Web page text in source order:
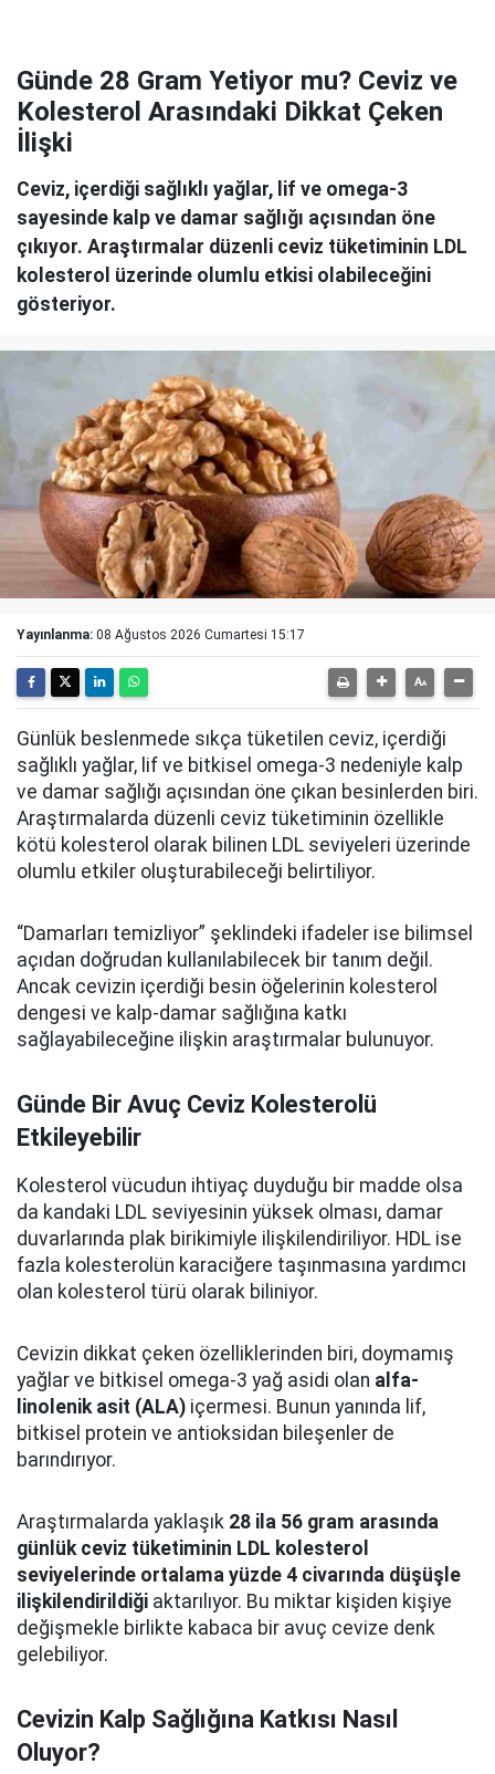
Günde 28 Gram Yetiyor mu? Ceviz ve
Kolesterol Arasındaki Dikkat Çeken
İlişki
Ceviz, içerdiği sağlıklı yağlar, lif ve omega-3
sayesinde kalp ve damar sağlığı açısından öne
çıkıyor. Araştırmalar düzenli ceviz tüketiminin LDL
kolesterol üzerinde olumlu etkisi olabileceğini
gösteriyor.
Yayınlanma: 08 Ağustos 2026 Cumartesi 15:17
Günlük beslenmede sıkça tüketilen ceviz, içerdiği
sağlıklı yağlar, lif ve bitkisel omega-3 nedeniyle kalp
ve damar sağlığı açısından öne çıkan besinlerden biri.
Araştırmalarda düzenli ceviz tüketiminin özellikle
kötü kolesterol olarak bilinen LDL seviyeleri üzerinde
olumlu etkiler oluşturabileceği belirtiliyor.
“Damarları temizliyor” şeklindeki ifadeler ise bilimsel
açıdan doğrudan kullanılabilecek bir tanım değil.
Ancak cevizin içerdiği besin öğelerinin kolesterol
dengesi ve kalp-damar sağlığına katkı
sağlayabileceğine ilişkin araştırmalar bulunuyor.
Günde Bir Avuç Ceviz Kolesterolü
Etkileyebilir
Kolesterol vücudun ihtiyaç duyduğu bir madde olsa
da kandaki LDL seviyesinin yüksek olması, damar
duvarlarında plak birikimiyle ilişkilendiriliyor. HDL ise
fazla kolesterolün karaciğere taşınmasına yardımcı
olan kolesterol türü olarak biliniyor.
Cevizin dikkat çeken özelliklerinden biri, doymamış
yağlar ve bitkisel omega-3 yağ asidi olan alfa-
linolenik asit (ALA) içermesi. Bunun yanında lif,
bitkisel protein ve antioksidan bileşenler de
barındırıyor.
Araştırmalarda yaklaşık 28 ila 56 gram arasında
günlük ceviz tüketiminin LDL kolesterol
seviyelerinde ortalama yüzde 4 civarında düşüşle
ilişkilendirildiği aktarılıyor. Bu miktar kişiden kişiye
değişmekle birlikte kabaca bir avuç cevize denk
gelebiliyor.
Cevizin Kalp Sağlığına Katkısı Nasıl
Oluyor?